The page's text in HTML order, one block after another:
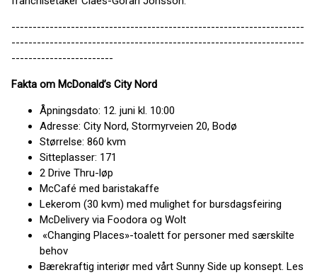
---------------------------------------------------------------------
---------------------------------------------------------------------
------------------------
Fakta om McDonald’s City Nord
Åpningsdato: 12. juni kl. 10:00
Adresse: City Nord, Stormyrveien 20, Bodø
Størrelse: 860 kvm
Sitteplasser: 171
2 Drive Thru-løp
McCafé med baristakaffe
Lekerom (30 kvm) med mulighet for bursdagsfeiring
McDelivery via Foodora og Wolt
«Changing Places»-toalett for personer med særskilte
behov
Bærekraftig interiør med vårt Sunny Side up konsept. Les